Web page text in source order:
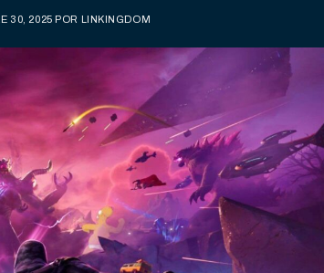
30, 2025 POR LINKINGDOM